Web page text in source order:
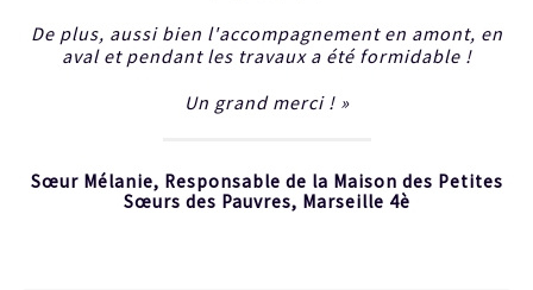
De plus, aussi bien l'accompagnement en amont, en
aval et pendant les travaux a été formidable !
Un grand merci ! »
Sœur Mélanie, Responsable de la Maison des Petites
Sœurs des Pauvres, Marseille 4è